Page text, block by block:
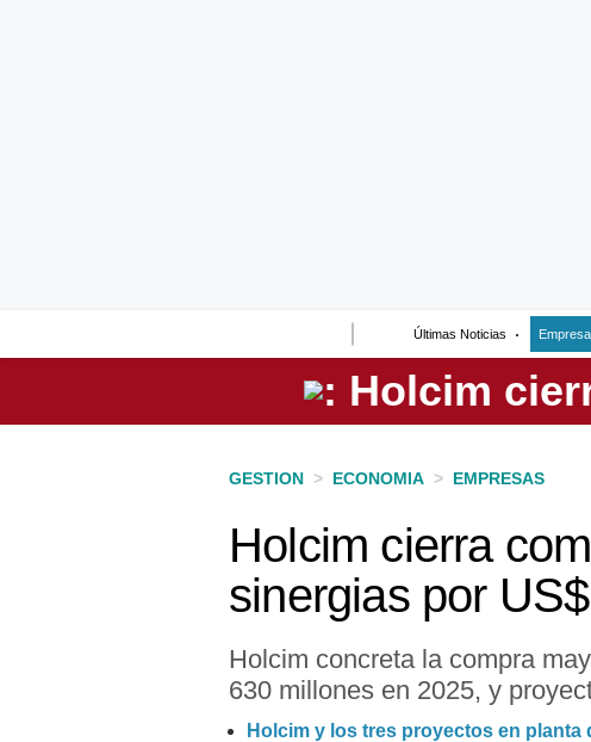
Últimas Noticias
Perú
GESTION > ECONOMIA > EMPRESAS
Holcim cierra
sinergias por
Holcim concreta la compra
630 millones en 2025, y
Holcim y los tres proyectos en planta